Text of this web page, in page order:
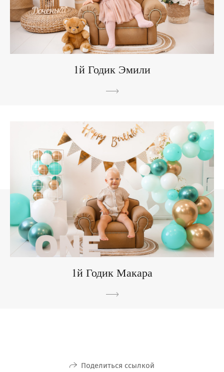
1й Годик Эмили
1й Годик Макара
Поделиться ссылкой